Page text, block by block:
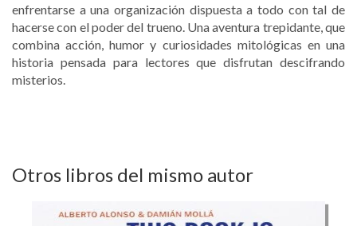
enfrentarse a una organización dispuesta a todo con tal de
hacerse con el poder del trueno. Una aventura trepidante, que
combina acción, humor y curiosidades mitológicas en una
historia pensada para lectores que disfrutan descifrando
misterios.
Otros libros del mismo autor